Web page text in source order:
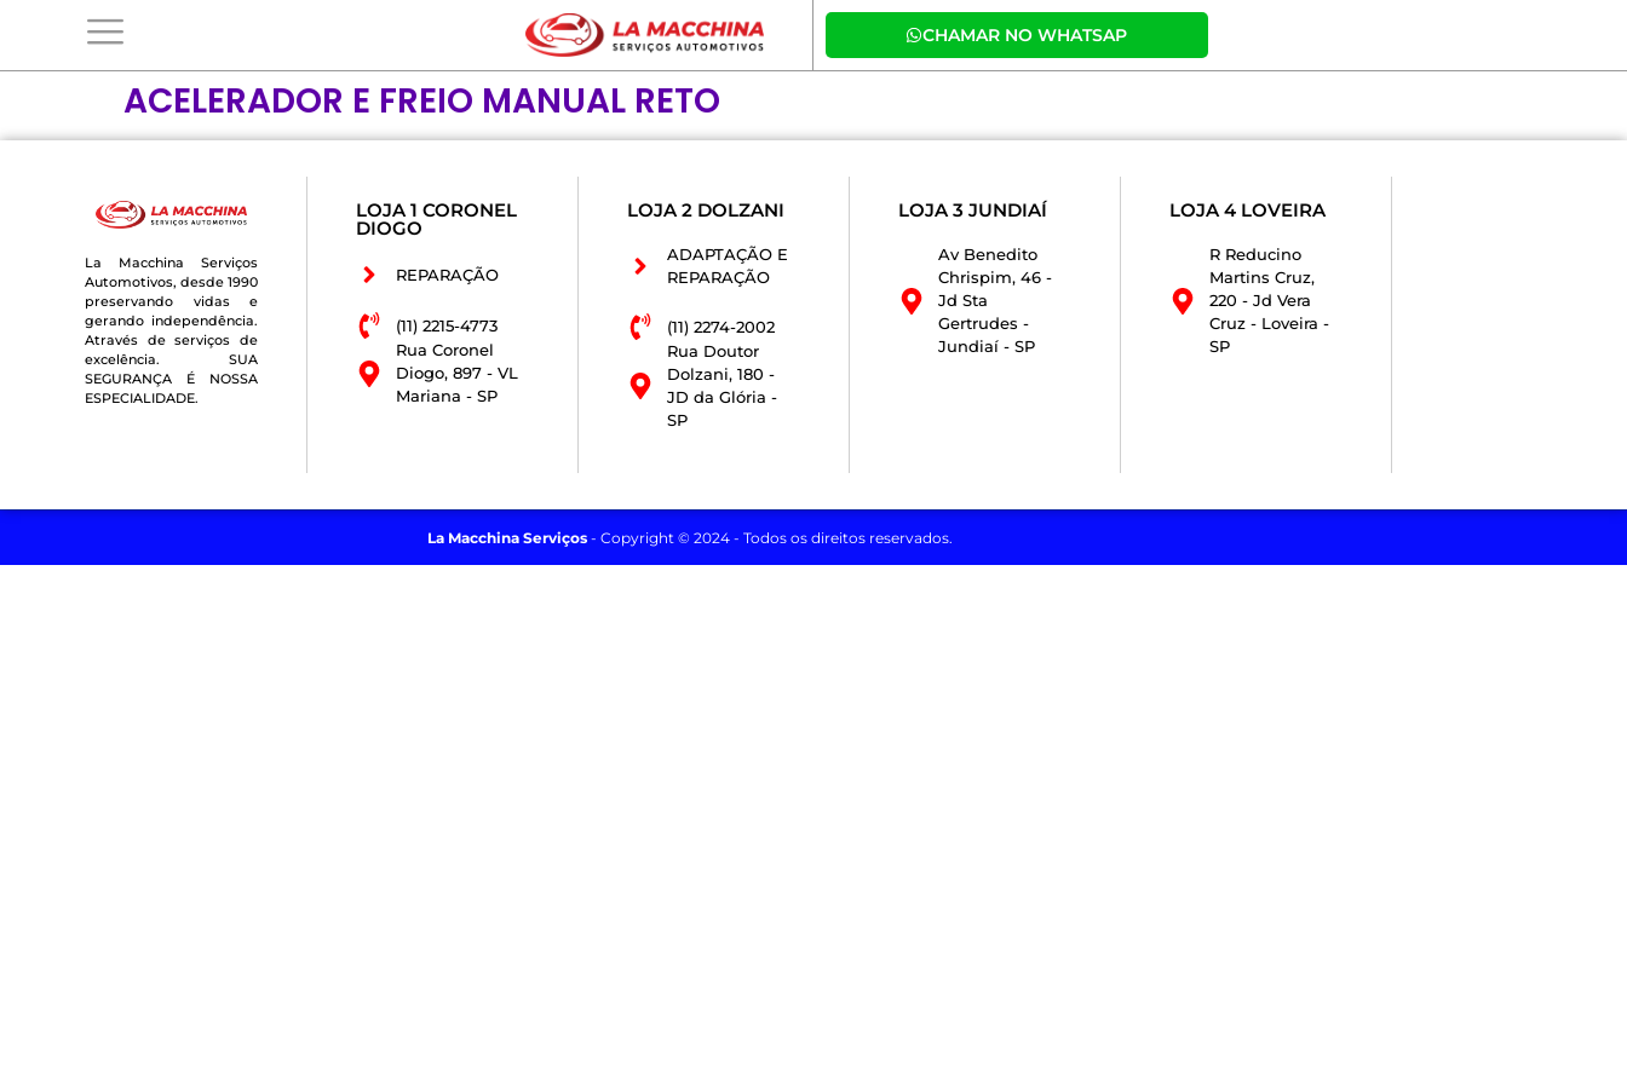
CHAMAR NO WHATSAP
ACELERADOR E FREIO MANUAL RETO
La Macchina Serviços
Automotivos, desde 1990
preservando vidas e
gerando independência.
Através de serviços de
excelência. SUA
SEGURANÇA É NOSSA
ESPECIALIDADE.
LOJA 1 CORONEL
DIOGO
REPARAÇÃO
(11) 2215-4773
Rua Coronel
Diogo, 897 - VL
Mariana - SP
LOJA 2 DOLZANI
ADAPTAÇÃO E
REPARAÇÃO
(11) 2274-2002
Rua Doutor
Dolzani, 180 -
JD da Glória -
SP
LOJA 3 JUNDIAÍ
Av Benedito
Chrispim, 46 -
Jd Sta
Gertrudes -
Jundiaí - SP
LOJA 4 LOVEIRA
R Reducino
Martins Cruz,
220 - Jd Vera
Cruz - Loveira -
SP
La Macchina Serviços - Copyright © 2024 - Todos os direitos reservados.